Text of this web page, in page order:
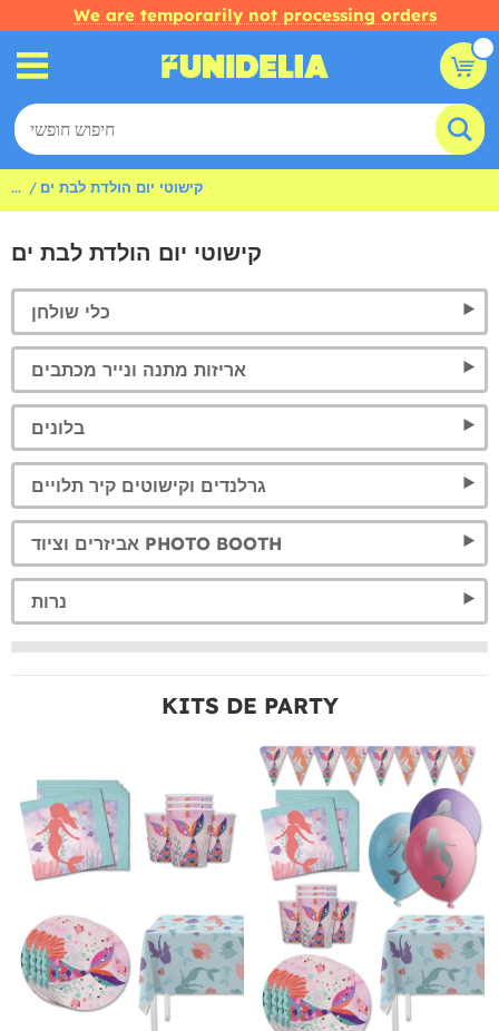
We are temporarily not processing orders
... קישוטי יום הולדת לבת ים
קישוטי יום הולדת לבת ים
כלי שולחן
אריזות מתנה ונייר מכתבים
בלונים
גרלנדים וקישוטים קיר תלויים
אביזרים וציוד PHOTO BOOTH
נרות
KITS DE PARTY